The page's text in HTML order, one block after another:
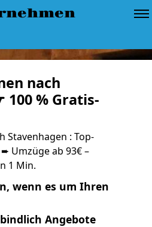
nach
100 % Gratis-
Stavenhagen : Top-
Umzüge ab 93€ –
1 Min.
wenn es um Ihren
Angebote